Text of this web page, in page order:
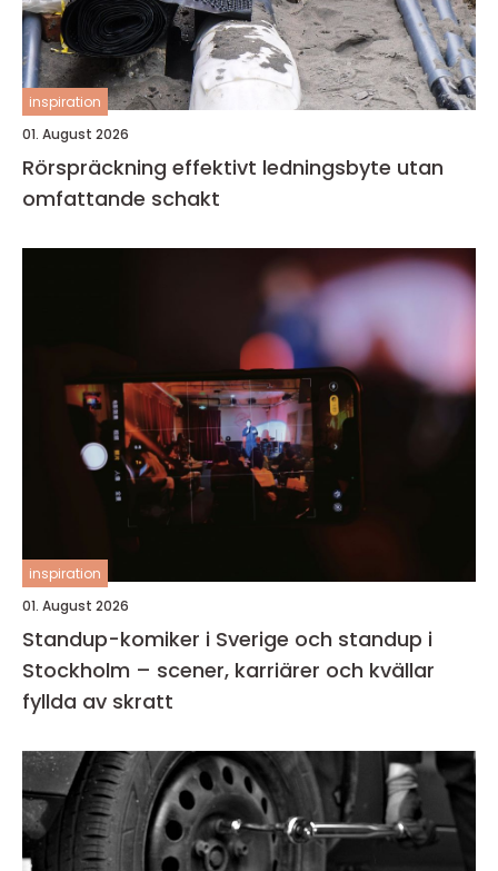
inspiration
01. August 2026
Rörspräckning effektivt ledningsbyte utan
omfattande schakt
inspiration
01. August 2026
Standup-komiker i Sverige och standup i
Stockholm – scener, karriärer och kvällar
fyllda av skratt